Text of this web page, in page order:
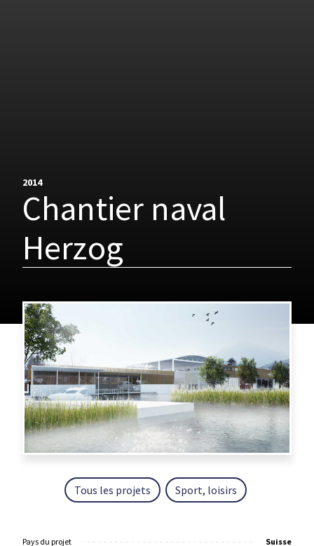
2014
Chantier naval
Herzog
Tous les projets Sport, loisirs
Pays du projet Suisse